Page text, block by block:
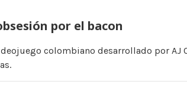
por el bacon
colombiano desarrollado por AJ